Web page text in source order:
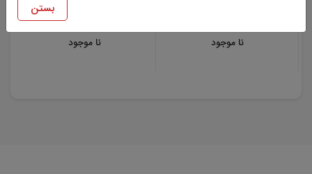
نا موجود نا موجود
بستن